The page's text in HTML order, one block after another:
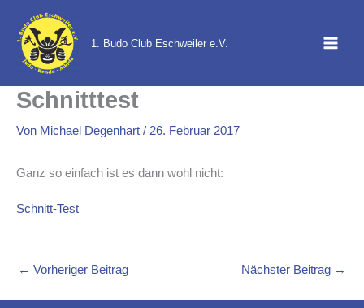
Inhalt
springen
1. Budo Club Eschweiler e.V.
Schnitttest
Von Michael Degenhart / 26. Februar 2017
Ganz so einfach ist es dann wohl nicht:
Schnitt-Test
← Vorheriger Beitrag Nächster Beitrag →